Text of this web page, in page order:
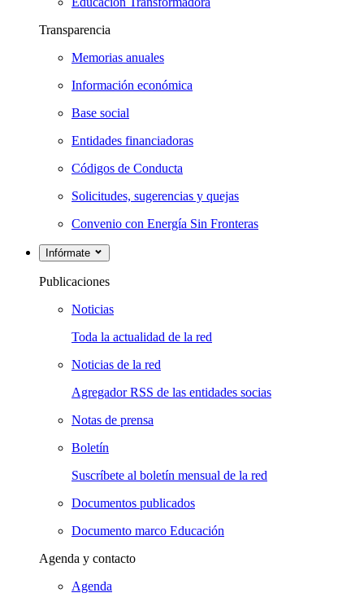
Transparencia
Memorias anuales
Información económica
Base social
Entidades financiadoras
Códigos de Conducta
Solicitudes, sugerencias y quejas
Convenio con Energía Sin Fronteras
Infórmate
Publicaciones
Noticias
Toda la actualidad de la red
Noticias de la red
Agregador RSS de las entidades socias
Notas de prensa
Boletín
Suscríbete al boletín mensual de la red
Documentos publicados
Documento marco Educación
Agenda y contacto
Agenda